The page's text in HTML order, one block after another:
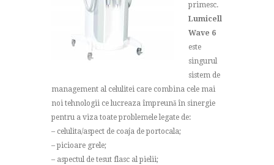
primesc.
Lumicell
Wave 6
este
singurul
sistem de
management al celulitei care combina cele mai
noi tehnologii ce lucreaza împreună în sinergie
pentru a viza toate problemele legate de:
– celulita/aspect de coaja de portocala;
– picioare grele;
– aspectul de tesut flasc al pielii;